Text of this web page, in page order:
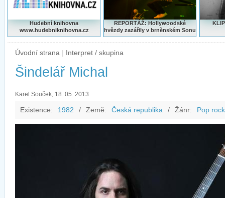
Hudební knihovna
www.hudebniknihovna.cz
REPORTÁŽ: Hollywoodské
hvězdy zazářily v brněnském Sonu
Úvodní strana | Interpret / skupina
Šindelář Michal
Karel Souček, 18. 05. 2013
Existence: 1982 / Země: Česká republika / Žánr: Pop rock